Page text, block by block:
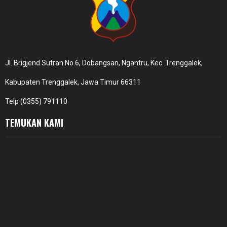
Jl. Brigjend Sutran No.6, Dobangsan, Ngantru, Kec. Trenggalek,
Kabupaten Trenggalek, Jawa Timur 66311
Telp (0355) 791110
TEMUKAN KAMI